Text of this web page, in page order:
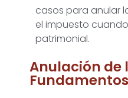
casos para anular
el impuesto
patrimonial.
Anulación de